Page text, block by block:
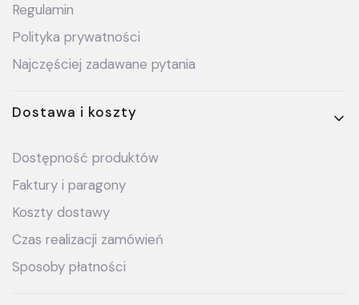
Regulamin
Polityka prywatności
Najczęściej zadawane pytania
Dostawa i koszty
Dostępność produktów
Faktury i paragony
Koszty dostawy
Czas realizacji zamówień
Sposoby płatności